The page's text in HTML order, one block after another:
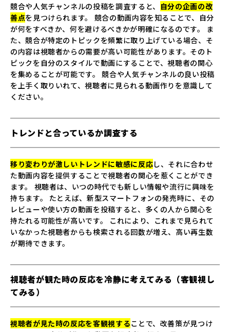
競合や人気チャンネルの投稿を調査すると、
自分の企画の改
善点を見つけられます。 競合の動画内容を知ることで、自分
が何をすべきか、何を避けるべきかが明確になるのです。 ま
た、競合が特定のトピックを頻繁に取り上げている場合、そ
の内容は視聴者からの需要が高い可能性があります。そのト
ピックを自分のスタイルで動画にすることで、視聴者の関心
を集めることが可能です。 競合や人気チャンネルの良い投稿
を上手く取りいれて、視聴者に見られる動画作りを意識して
ください。
トレンドと合っているか調査する
移り変わりが激しいトレンドに敏感に反応し、それに合わせ
た動画内容を提供することで視聴者の関心を惹くことができ
ます。 視聴者は、いつの時代でも新しい情報や流行に興味を
持ちます。 たとえば、新型スマートフォンの発売時に、その
レビューや使い方の動画を投稿すると、多くの人から関心を
持たれる可能性が高いです。 これにより、これまで見られて
いなかった視聴者からも検索される回数が増え、高い再生数
が期待できます。
視聴者が観た時の反応を冷静に考えてみる（客観視し
てみる）
視聴者が見た時の反応を客観視することで、改善策が見つけ